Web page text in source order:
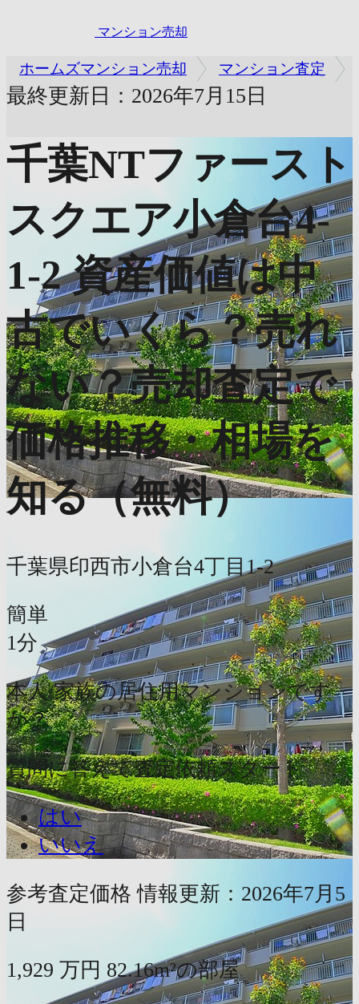
マンション売却
ホームズマンション売却 マンション査定
最終更新日：2026年7月15日
千葉NTファースト
スクエア小倉台4-
1-2 資産価値は中
古でいくら？売れ
ない？売却査定で
価格推移・相場を
知る（無料）
千葉県印西市小倉台4丁目1-2
簡単
1分
本人/家族の居住用マンションです
か？
質問に答えて査定依頼スタート
はい
いいえ
参考査定価格 情報更新：2026年7月5
日
1,929 万円 82.16m²の部屋